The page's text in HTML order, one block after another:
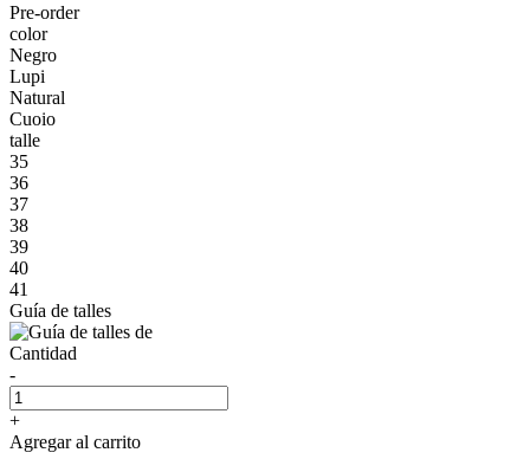
Pre-order
color
Negro
Lupi
Natural
Cuoio
talle
35
36
37
38
39
40
41
Guía de talles
Cantidad
-
+
Agregar al carrito